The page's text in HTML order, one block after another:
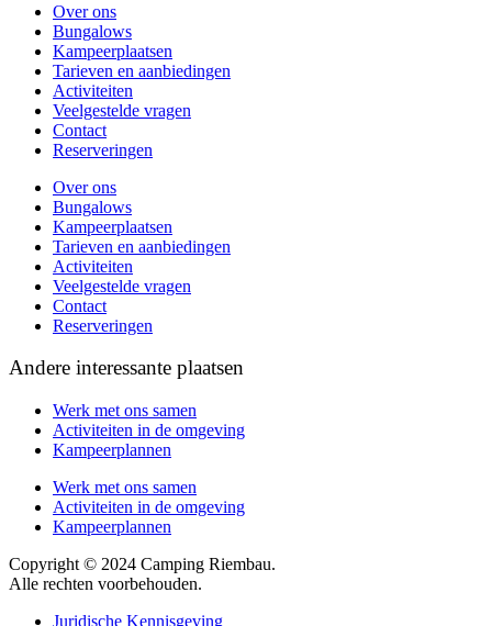
Over ons
Bungalows
Kampeerplaatsen
Tarieven en aanbiedingen
Activiteiten
Veelgestelde vragen
Contact
Reserveringen
Over ons
Bungalows
Kampeerplaatsen
Tarieven en aanbiedingen
Activiteiten
Veelgestelde vragen
Contact
Reserveringen
Andere interessante plaatsen
Werk met ons samen
Activiteiten in de omgeving
Kampeerplannen
Werk met ons samen
Activiteiten in de omgeving
Kampeerplannen
Copyright © 2024 Camping Riembau.
Alle rechten voorbehouden.
Juridische Kennisgeving